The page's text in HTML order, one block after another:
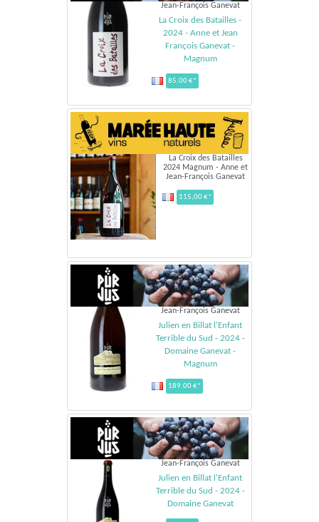
Jean-François Ganevat
La Croix des Batailles -
2024 - Anne et Jean
François Ganevat -
Magnum
85.00 €*
La Croix des Batailles
2024 Magnum - Anne et
Jean-François Ganevat
115,00 €*
Jean-François Ganevat
Julien en Billat l'Enfant
Terrible du Sud - 2024 -
Domaine Ganevat -
Magnum
189.00 €*
Jean-François Ganevat
Julien en Billat l'Enfant
Terrible du Sud - 2024 -
Domaine Ganevat